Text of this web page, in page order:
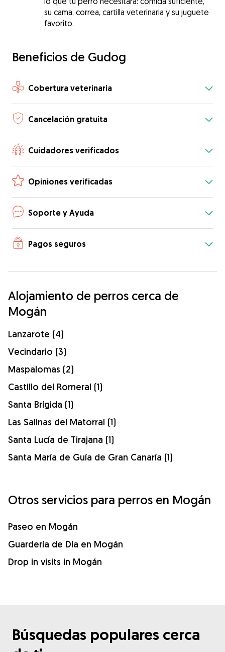
su cama, correa, cartilla veterinaria y su juguete
favorito.
Beneficios de Gudog
Cobertura veterinaria
Cancelación gratuita
Cuidadores verificados
Opiniones verificadas
Soporte y Ayuda
Pagos seguros
Alojamiento de perros cerca de
Mogán
Lanzarote (4)
Vecindario (3)
Maspalomas (2)
Castillo del Romeral (1)
Santa Brígida (1)
Las Salinas del Matorral (1)
Santa Lucía de Tirajana (1)
Santa María de Guía de Gran Canaría (1)
Otros servicios para perros en Mogán
Paseo en Mogán
Guardería de Día en Mogán
Drop in visits in Mogán
Búsquedas populares cerca